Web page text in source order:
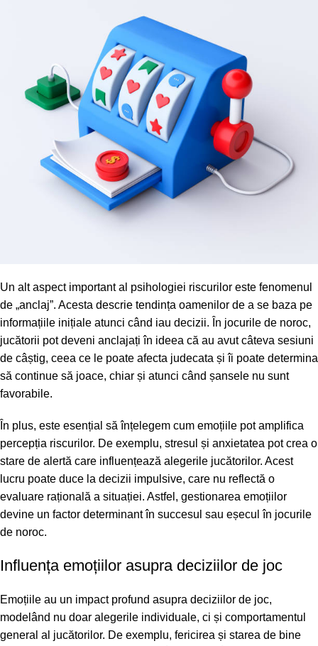
Un alt aspect important al psihologiei riscurilor este fenomenul
de „anclaj”. Acesta descrie tendința oamenilor de a se baza pe
informațiile inițiale atunci când iau decizii. În jocurile de noroc,
jucătorii pot deveni anclajați în ideea că au avut câteva sesiuni
de câștig, ceea ce le poate afecta judecata și îi poate determina
să continue să joace, chiar și atunci când șansele nu sunt
favorabile.
În plus, este esențial să înțelegem cum emoțiile pot amplifica
percepția riscurilor. De exemplu, stresul și anxietatea pot crea o
stare de alertă care influențează alegerile jucătorilor. Acest
lucru poate duce la decizii impulsive, care nu reflectă o
evaluare rațională a situației. Astfel, gestionarea emoțiilor
devine un factor determinant în succesul sau eșecul în jocurile
de noroc.
Influența emoțiilor asupra deciziilor de joc
Emoțiile au un impact profund asupra deciziilor de joc,
modelând nu doar alegerile individuale, ci și comportamentul
general al jucătorilor. De exemplu, fericirea și starea de bine